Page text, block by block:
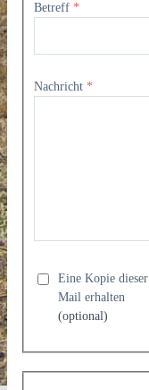
Betreff*
Nachricht*
Eine Kopie dieser
Mail erhalten
(optional)